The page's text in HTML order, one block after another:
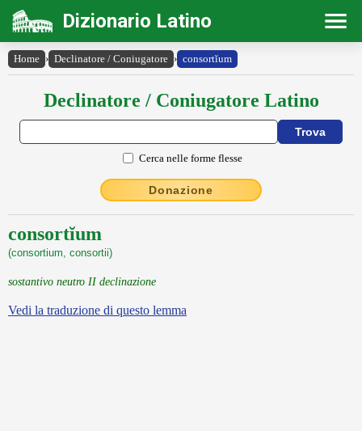
Dizionario Latino
Home › Declinatore / Coniugatore › consortĭum
Declinatore / Coniugatore Latino
Cerca nelle forme flesse
Donazione
consortĭum
(consortium, consortii)
sostantivo neutro II declinazione
Vedi la traduzione di questo lemma